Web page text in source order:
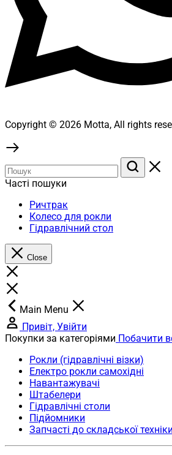
Copyright © 2026 Motta, All rights
Часті пошуки
Ричтрак
Колесо для рокли
Гідравлічний стол
Close
Main Menu
Привіт, Увійти
Покупки за категоріями Побачити
Рокли (гідравлічні візки)
Електро рокли самохідні
Навантажувачі
Штабелери
Гідравлічні столи
Підйомники
Запчасті до складської техніки